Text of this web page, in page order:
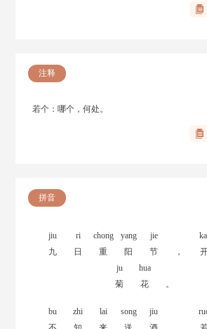
注释
若个：哪个，何处。
拼音
jiu
九
ri
日
chong
重
yang
阳
jie
节
，
ju
菊
hua
花
。
bu
zhi
lai
song
jiu